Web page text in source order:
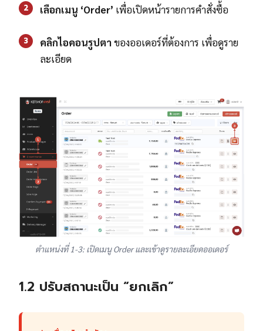
2 เลือกเมนู ‘Order’ เพื่อเปิดหน้ารายการคำสั่งซื้อ
3 คลิกไอคอนรูปตาของออเดอร์ที่ต้องการ เพื่อดูราย
ละเอียด
ตำแหน่งที่ 1-3: เปิดเมนู Order และเข้าดูรายละเอียดออเดอร์
1.2 ปรับสถานะเป็น “ยกเลิก”